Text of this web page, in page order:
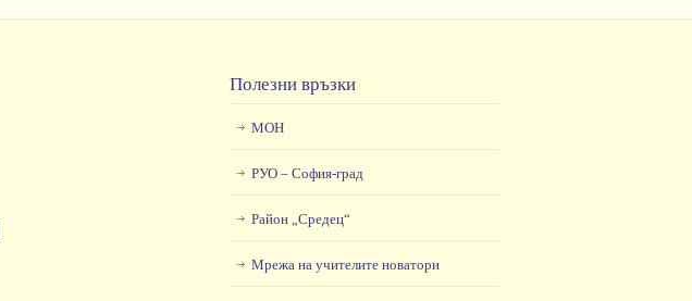
Полезни връзки
МОН
РУО – София-град
Район „Средец“
Мрежа на учителите новатори